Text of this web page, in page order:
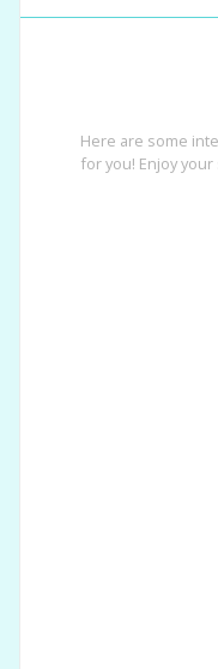
Here are some
for you! Enjoy your